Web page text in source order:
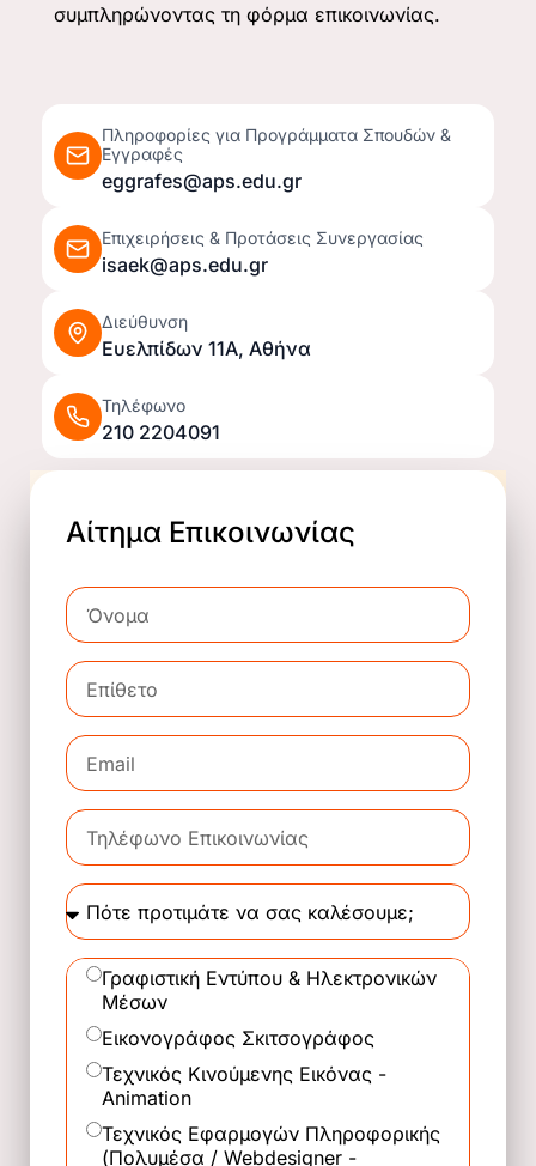
συμπληρώνοντας τη φόρμα επικοινωνίας.
Πληροφορίες για Προγράμματα Σπουδών &
Εγγραφές
eggrafes@aps.edu.gr
Επιχειρήσεις & Προτάσεις Συνεργασίας
isaek@aps.edu.gr
Διεύθυνση
Ευελπίδων 11Α, Αθήνα
Τηλέφωνο
210 2204091
Αίτημα Επικοινωνίας
Γραφιστική Εντύπου & Ηλεκτρονικών
Μέσων
Εικονογράφος Σκιτσογράφος
Τεχνικός Κινούμενης Εικόνας -
Animation
Τεχνικός Εφαρμογών Πληροφορικής
(Πολυμέσα / Webdesigner -